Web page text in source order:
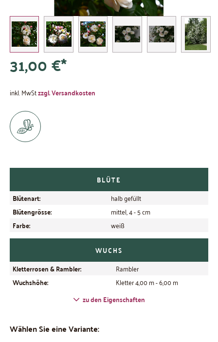
31,00 €*
inkl. MwStzzgl. Versandkosten
BLÜTE
Blütenart:
halb gefüllt
Blütengrösse: mittel, 4 - 5 cm
Farbe: weiß
WUCHS
Kletterrosen & Rambler:
Rambler
Wuchshöhe: Kletter 4,00 m - 6,00 m
zu den Eigenschaften
Wählen Sie eine Variante: